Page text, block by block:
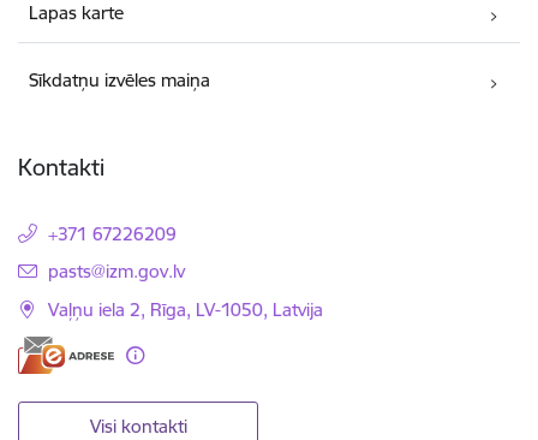
Lapas karte
Sīkdatņu izvēles maiņa
Kontakti
+371 67226209
E-pasts:
pasts@izm.gov.lv
Vaļņu iela 2, Rīga, LV-1050, Latvija
Visi kontakti